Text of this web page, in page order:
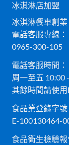
冰淇淋店加盟
冰淇淋餐車創業
電話客服專線：
0965-300-105
電話客服時間：
周一至五 10:00
其餘時間請使用
食品業登錄字號
E-100130464-
食品衛生檢驗報